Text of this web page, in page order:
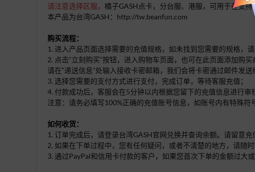
请注意选择区服。 橘子GASH点卡，分台服、港服，可用于在支
本产品为台湾GASH： http://tw.beanfun.com
购买流程：
1. 进入产品页面选择需要的充值规格，如未找到您需要的规格，
2. 点击“立刻购买”按钮，进入购物车页面，也可在此页面添加购
请在“递送信息”处输入接收卡密邮箱，我们会将卡密通过邮件发送
3. 选择您需要的支付方式进行支付，完成订单，等待客服充值；
4. 付款成功后，客服会在5分钟以内根据您留下的充值信息进行审
注意：请务必填写100%正确的充值账号信息，如账号内有特殊
如何收货：
1. 订单完成后，请登录台湾GASH官网兑换并查询余额。请留意充
2. 如果在下单过程中，您有任何疑问，或者不清楚的地方，请随
3. 通过PayPal和信用卡付款的客户，如果您首次下单的金额过